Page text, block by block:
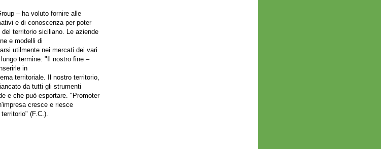
– ha voluto fornire alle
e di conoscenza per poter
territorio siciliano. Le aziende
e modelli di
utilmente nei mercati dei vari
termine: "Il nostro fine –
in
territoriale. Il nostro territorio,
da tutti gli strumenti
e che può esportare. "Promoter
cresce e riesce
(F.C.).